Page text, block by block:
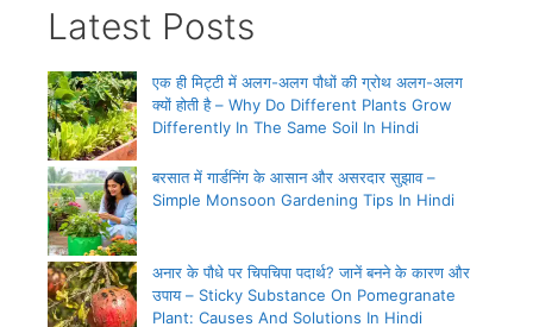
Latest Posts
एक ही मिट्टी में अलग-अलग पौधों की ग्रोथ अलग-अलग
क्यों होती है – Why Do Different Plants Grow
Differently In The Same Soil In Hindi
बरसात में गार्डनिंग के आसान और असरदार सुझाव –
Simple Monsoon Gardening Tips In Hindi
अनार के पौधे पर चिपचिपा पदार्थ? जानें बनने के कारण और
उपाय – Sticky Substance On Pomegranate
Plant: Causes And Solutions In Hindi